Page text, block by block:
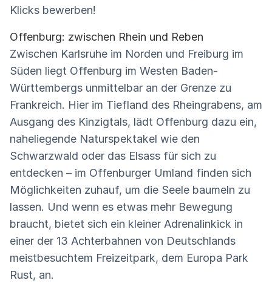
Klicks bewerben!
Offenburg: zwischen Rhein und Reben
Zwischen Karlsruhe im Norden und Freiburg im
Süden liegt Offenburg im Westen Baden-
Württembergs unmittelbar an der Grenze zu
Frankreich. Hier im Tiefland des Rheingrabens, am
Ausgang des Kinzigtals, lädt Offenburg dazu ein,
naheliegende Naturspektakel wie den
Schwarzwald oder das Elsass für sich zu
entdecken – im Offenburger Umland finden sich
Möglichkeiten zuhauf, um die Seele baumeln zu
lassen. Und wenn es etwas mehr Bewegung
braucht, bietet sich ein kleiner Adrenalinkick in
einer der 13 Achterbahnen von Deutschlands
meistbesuchtem Freizeitpark, dem Europa Park
Rust, an.